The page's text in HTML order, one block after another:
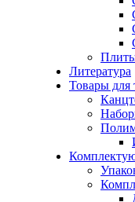
Литература
Товары для